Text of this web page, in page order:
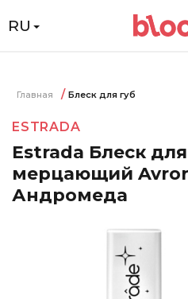
RU
Главная Блеск для губ
ESTRADA
Estrada Блеск
мерцающий
Андромеда